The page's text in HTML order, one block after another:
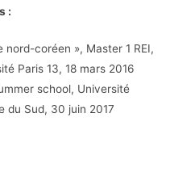
:
nord-coréen », Master 1 REI,
Paris 13, 18 mars 2016
school, Université
du Sud, 30 juin 2017